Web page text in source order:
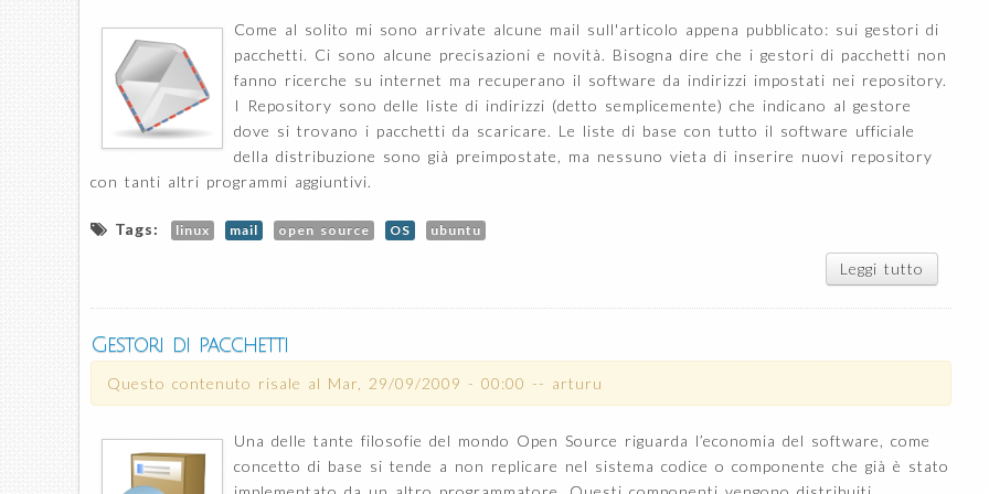
Come al solito mi sono arrivate alcune mail sull'articolo appena pubblicato: sui gestori di
pacchetti. Ci sono alcune precisazioni e novità. Bisogna dire che i gestori di pacchetti non
fanno ricerche su internet ma recuperano il software da indirizzi impostati nei repository.
I Repository sono delle liste di indirizzi (detto semplicemente) che indicano al gestore
dove si trovano i pacchetti da scaricare. Le liste di base con tutto il software ufficiale
della distribuzione sono già preimpostate, ma nessuno vieta di inserire nuovi repository
con tanti altri programmi aggiuntivi.
Tags: linux mail open source OS ubuntu
Leggi tutto
gestori
Gestori di pacchetti
Questo contenuto risale al Mar, 29/09/2009 - 00:00 -- arturu
Una delle tante filosofie del mondo Open Source riguarda l’economia del software, come
concetto di base si tende a non replicare nel sistema codice o componente che già è stato